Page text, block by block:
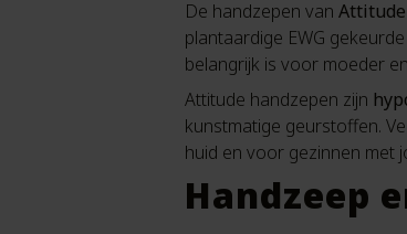
De handzepen van Attitude
plantaardige EWG
belangrijk is voor moeder
Attitude handzepen zijn
kunstmatige geurstoffen.
huid en voor gezinnen met
Handzeep